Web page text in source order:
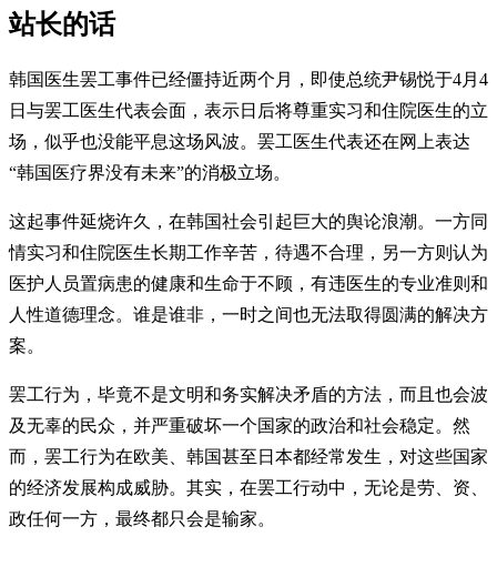
站长的话
韩国医生罢工事件已经僵持近两个月，即使总统尹锡悦于4月4
日与罢工医生代表会面，表示日后将尊重实习和住院医生的立
场，似乎也没能平息这场风波。罢工医生代表还在网上表达
“韩国医疗界没有未来”的消极立场。
这起事件延烧许久，在韩国社会引起巨大的舆论浪潮。一方同
情实习和住院医生长期工作辛苦，待遇不合理，另一方则认为
医护人员置病患的健康和生命于不顾，有违医生的专业准则和
人性道德理念。谁是谁非，一时之间也无法取得圆满的解决方
案。
罢工行为，毕竟不是文明和务实解决矛盾的方法，而且也会波
及无辜的民众，并严重破坏一个国家的政治和社会稳定。然
而，罢工行为在欧美、韩国甚至日本都经常发生，对这些国家
的经济发展构成威胁。其实，在罢工行动中，无论是劳、资、
政任何一方，最终都只会是输家。